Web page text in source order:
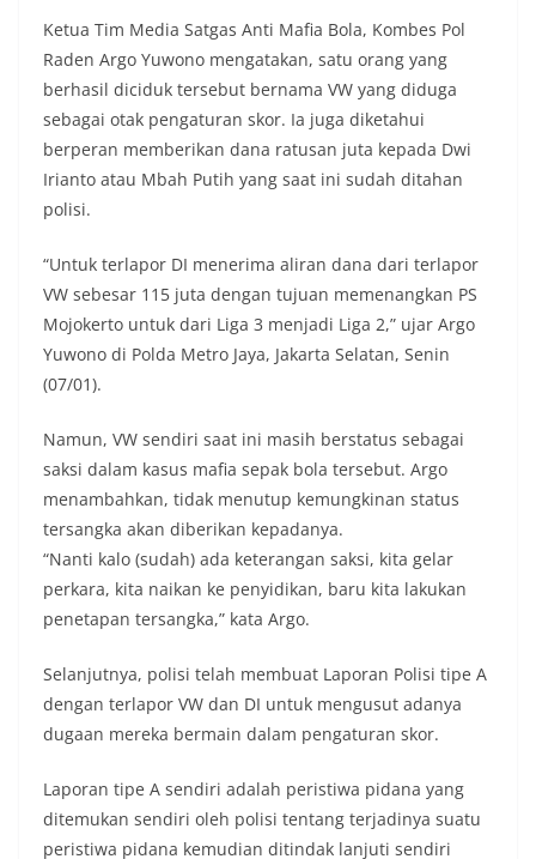
Ketua Tim Media Satgas Anti Mafia Bola, Kombes Pol
Raden Argo Yuwono mengatakan, satu orang yang
berhasil diciduk tersebut bernama VW yang diduga
sebagai otak pengaturan skor. Ia juga diketahui
berperan memberikan dana ratusan juta kepada Dwi
Irianto atau Mbah Putih yang saat ini sudah ditahan
polisi.
“Untuk terlapor DI menerima aliran dana dari terlapor
VW sebesar 115 juta dengan tujuan memenangkan PS
Mojokerto untuk dari Liga 3 menjadi Liga 2,” ujar Argo
Yuwono di Polda Metro Jaya, Jakarta Selatan, Senin
(07/01).
Namun, VW sendiri saat ini masih berstatus sebagai
saksi dalam kasus mafia sepak bola tersebut. Argo
menambahkan, tidak menutup kemungkinan status
tersangka akan diberikan kepadanya.
“Nanti kalo (sudah) ada keterangan saksi, kita gelar
perkara, kita naikan ke penyidikan, baru kita lakukan
penetapan tersangka,” kata Argo.
Selanjutnya, polisi telah membuat Laporan Polisi tipe A
dengan terlapor VW dan DI untuk mengusut adanya
dugaan mereka bermain dalam pengaturan skor.
Laporan tipe A sendiri adalah peristiwa pidana yang
ditemukan sendiri oleh polisi tentang terjadinya suatu
peristiwa pidana kemudian ditindak lanjuti sendiri